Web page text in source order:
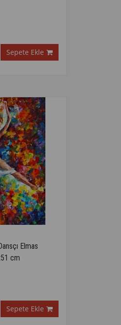
Sepete Ekle
Elmas
cm
Sepete Ekle